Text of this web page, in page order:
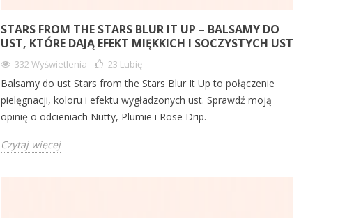
STARS FROM THE STARS BLUR IT UP – BALSAMY DO
UST, KTÓRE DAJĄ EFEKT MIĘKKICH I SOCZYSTYCH UST
332 Wyświetlenia 23 Lubię
Balsamy do ust Stars from the Stars Blur It Up to połączenie
pielęgnacji, koloru i efektu wygładzonych ust. Sprawdź moją
opinię o odcieniach Nutty, Plumie i Rose Drip.
Czytaj więcej